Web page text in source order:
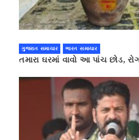
ગુજરાત સમાચાર ભારત સમાચાર
તમારા ઘરમાં વાવો આ પાંચ છોડ,